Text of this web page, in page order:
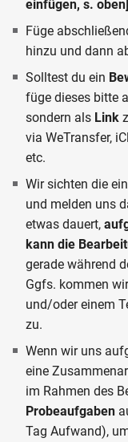
einfügen, s.
Füge
hinzu und dann
Solltest du ein
füge dieses bitte
sondern als Link
via WeTransfer,
etc.
Wir sichten die
und melden uns
etwas dauert,
kann die
gerade während
Ggfs. kommen
und/oder einem
zu.
Wenn wir uns
eine
im Rahmen des
Probeaufgaben
Tag Aufwand),